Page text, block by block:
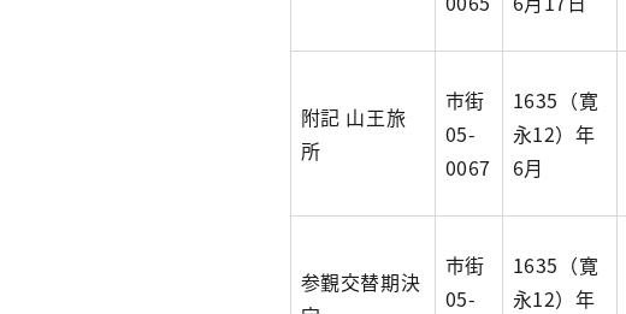
附記 山王旅
所
市街
05-
0067
1635（寛
永12）年
6月
参覲交替期決
市街
05-
1635（寛
永12）年